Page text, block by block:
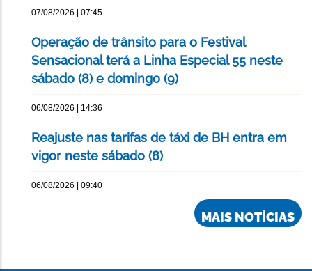
07/08/2026 | 07:45
Operação de trânsito para o Festival
Sensacional terá a Linha Especial 55 neste
sábado (8) e domingo (9)
06/08/2026 | 14:36
Reajuste nas tarifas de táxi de BH entra em
vigor neste sábado (8)
06/08/2026 | 09:40
MAIS NOTÍCIAS